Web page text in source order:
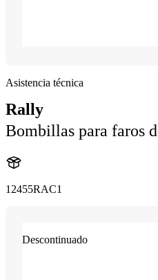
Asistencia técnica
Rally
Bombillas para faros
12455RAC1
Descontinuado